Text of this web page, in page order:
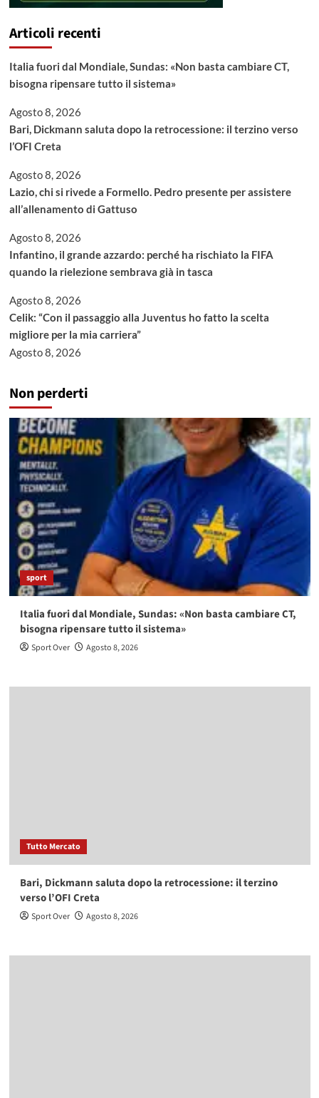
Articoli recenti
Italia fuori dal Mondiale, Sundas: «Non basta cambiare CT,
bisogna ripensare tutto il sistema»
Agosto 8, 2026
Bari, Dickmann saluta dopo la retrocessione: il terzino verso
l’OFI Creta
Agosto 8, 2026
Lazio, chi si rivede a Formello. Pedro presente per assistere
all’allenamento di Gattuso
Agosto 8, 2026
Infantino, il grande azzardo: perché ha rischiato la FIFA
quando la rielezione sembrava già in tasca
Agosto 8, 2026
Celik: “Con il passaggio alla Juventus ho fatto la scelta
migliore per la mia carriera”
Agosto 8, 2026
Non perderti
sport
Italia fuori dal Mondiale, Sundas: «Non basta cambiare CT,
bisogna ripensare tutto il sistema»
Sport Over Agosto 8, 2026
Tutto Mercato
Bari, Dickmann saluta dopo la retrocessione: il terzino
verso l’OFI Creta
Sport Over Agosto 8, 2026